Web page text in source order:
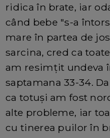
ridica în brate, iar
când bebe "s-a
mare în partea de
sarcina, cred ca
am resimțit undeva
saptamana 33-34.
ca totuși am fost
alte probleme, iar
cu tinerea puilor în